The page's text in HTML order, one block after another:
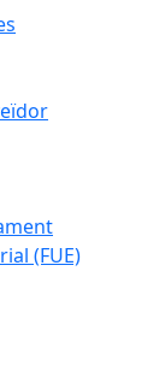
(FUE)